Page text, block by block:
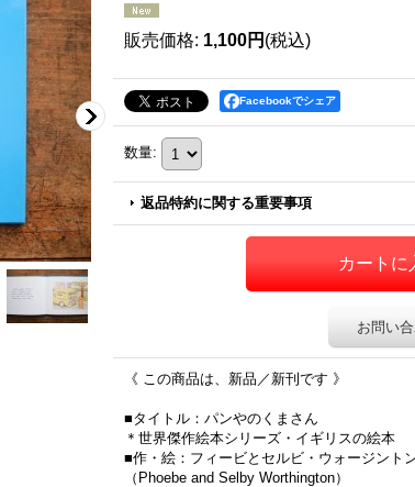
販売価格: 1,100円 (税込)
Facebookでシェア
数量:
返品特約に関する重要事項
お問い
《 この商品は、新品／新刊です 》
■タイトル：パンやのくまさん
＊世界傑作絵本シリーズ・イギリスの絵本
■作・絵：フィービとセルビ・ウォージント
（Phoebe and Selby Worthington）